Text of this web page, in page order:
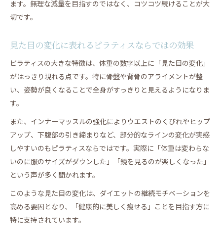
ます。無理な減量を目指すのではなく、コツコツ続けることが大
切です。
見た目の変化に表れるピラティスならではの効果
ピラティスの大きな特徴は、体重の数字以上に「見た目の変化」
がはっきり現れる点です。特に骨盤や背骨のアライメントが整
い、姿勢が良くなることで全身がすっきりと見えるようになりま
す。
また、インナーマッスルの強化によりウエストのくびれやヒップ
アップ、下腹部の引き締まりなど、部分的なラインの変化が実感
しやすいのもピラティスならではです。実際に「体重は変わらな
いのに服のサイズがダウンした」「鏡を見るのが楽しくなった」
という声が多く聞かれます。
このような見た目の変化は、ダイエットの継続モチベーションを
高める要因となり、「健康的に美しく痩せる」ことを目指す方に
特に支持されています。